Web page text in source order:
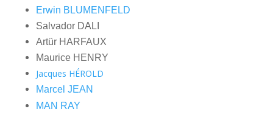
Erwin BLUMENFELD
Salvador DALI
Artür HARFAUX
Maurice HENRY
Jacques HÉROLD
Marcel JEAN
MAN RAY